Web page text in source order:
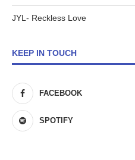
JYL- Reckless Love
KEEP IN TOUCH
FACEBOOK
SPOTIFY